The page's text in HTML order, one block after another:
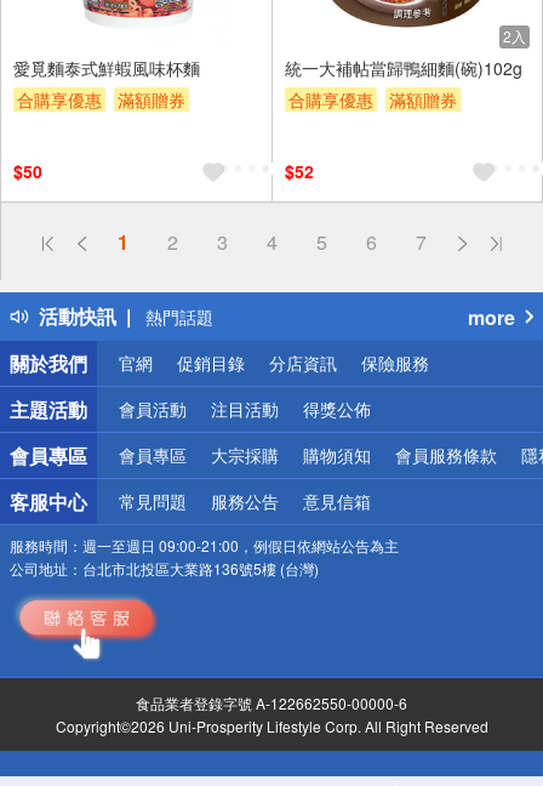
愛覓麵泰式鮮蝦風味杯麵
合購享優惠
滿額贈券
$50
2入
統一大補帖當歸鴨細麵(碗)102g
合購享優惠
滿額贈券
$52
1 2 3 4 5 6 7
活動快訊
偏遠地區配送
得獎公告
熱門話題
銀行優惠
偏遠地區配送
詐騙網頁！請小心！
more
關於我們
官網 促銷目錄 分店資訊 保險服務
主題活動 會員活動 注目活動 得獎公佈
會員專區 會員專區 大宗採購 購物須知 會員服務條款 隱
客服中心 常見問題 服務公告 意見信箱
服務時間： 週一至週日 09:00-21:00，例假日依網站公告為主
公司地址： 台北市北投區大業路136號5樓 (台灣)
食品業者登錄字號 A-122662550-00000-6
Copyright©2026 Uni-Prosperity Lifestyle Corp. All Right Reserved